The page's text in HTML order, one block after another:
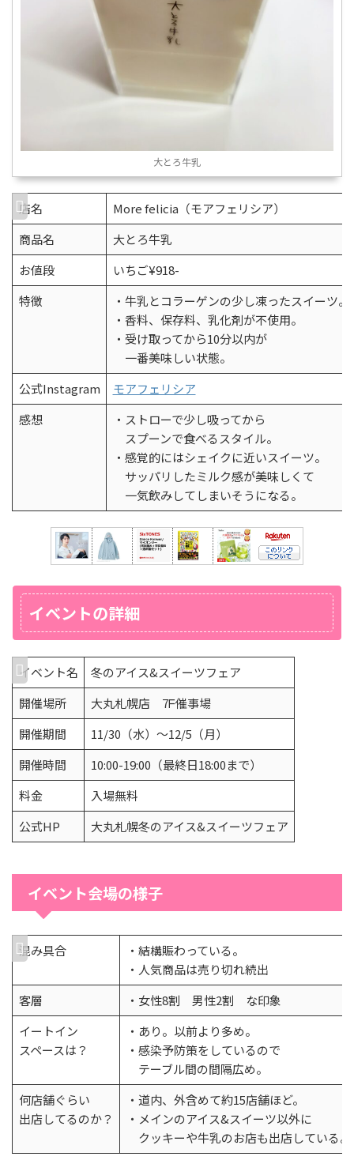
大とろ牛乳
店名
More felicia（モアフェリシア）
商品名
大とろ牛乳
お値段
いちご¥918-
特徴
・牛乳とコラーゲンの少し凍ったスイーツ。
・香料、保存料、乳化剤が不使用。
・受け取ってから10分以内が
一番美味しい状態。
公式Instagram
モアフェリシア
感想
・ストローで少し吸ってから
スプーンで食べるスタイル。
・感覚的にはシェイクに近いスイーツ。
サッパリしたミルク感が美味しくて
一気飲みしてしまいそうになる。
イベントの詳細
イベント名
冬のアイス&スイーツフェア
開催場所
大丸札幌店 7ᖴ催事場
開催期間
11/30（水）～12/5（月）
開催時間
10:00-19:00（最終日18:00まで）
料金
入場無料
公式HP
大丸札幌冬のアイス&スイーツフェア
イベント会場の様子
混み具合
・結構賑わっている。
・人気商品は売り切れ続出
客層
・女性8割 男性2割 な印象
イートイン
スペースは？
・あり。以前より多め。
・感染予防策をしているので
テーブル間の間隔広め。
何店舗ぐらい
出店してるのか？
・道内、外含めて約15店舗ほど。
・メインのアイス&スイーツ以外に
クッキーや牛乳のお店も出店している。